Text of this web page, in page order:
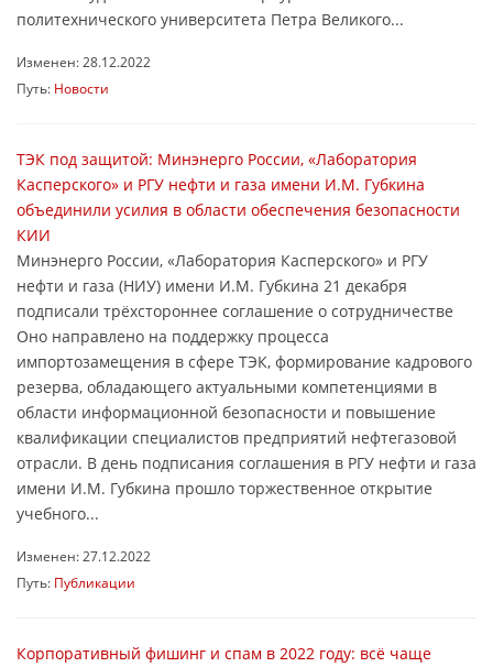
политехнического университета Петра Великого...
Изменен: 28.12.2022
Путь: Новости
ТЭК под защитой: Минэнерго России, «Лаборатория
Касперского» и РГУ нефти и газа имени И.М. Губкина
объединили усилия в области обеспечения безопасности
КИИ
Минэнерго России, «Лаборатория Касперского» и РГУ
нефти и газа (НИУ) имени И.М. Губкина 21 декабря
подписали трёхстороннее соглашение о сотрудничестве
Оно направлено на поддержку процесса
импортозамещения в сфере ТЭК, формирование кадрового
резерва, обладающего актуальными компетенциями в
области информационной безопасности и повышение
квалификации специалистов предприятий нефтегазовой
отрасли. В день подписания соглашения в РГУ нефти и газа
имени И.М. Губкина прошло торжественное открытие
учебного...
Изменен: 27.12.2022
Путь: Публикации
Корпоративный фишинг и спам в 2022 году: всё чаще